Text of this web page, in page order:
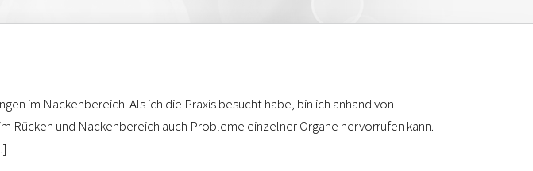
im Nackenbereich. Als ich die Praxis besucht habe, bin ich anhand von
und Nackenbereich auch Probleme einzelner Organe hervorrufen kann.